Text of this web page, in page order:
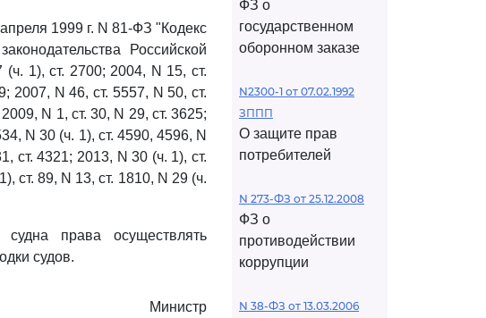
1999 г. N 81-ФЗ "Кодекс
Российской
1), ст. 2700; 2004, N 15, ст.
2007, N 46, ст. 5557, N 50, ст.
N 1, ст. 30, N 29, ст. 3625;
N 30 (ч. 1), ст. 4590, 4596, N
ст. 4321; 2013, N 30 (ч. 1), ст.
ст. 89, N 13, ст. 1810, N 29 (ч.
права осуществлять
судов.
Министр
ФЗ о
государственном
оборонном заказе
N2300-1 от 07.02.1992
ЗППП
О защите прав
потребителей
N 273-ФЗ от 25.12.2008
ФЗ о
противодействии
коррупции
N 38-ФЗ от 13.03.2006